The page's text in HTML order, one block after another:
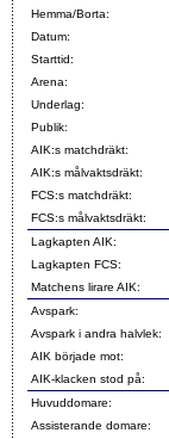
Hemma/Borta:
Datum:
Starttid:
Arena:
Underlag:
Publik:
AIK:s matchdräkt:
AIK:s målvaktsdräkt:
FCS:s matchdräkt:
FCS:s målvaktsdräkt:
Lagkapten AIK:
Lagkapten FCS:
Matchens lirare AIK:
Avspark:
Avspark i andra halvlek:
AIK började mot:
AIK-klacken stod på:
Huvuddomare:
Assisterande domare: